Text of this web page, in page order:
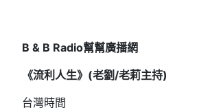
B & B Radio幫幫廣播網
《流利人生》(老劉/老莉主持)
台灣時間